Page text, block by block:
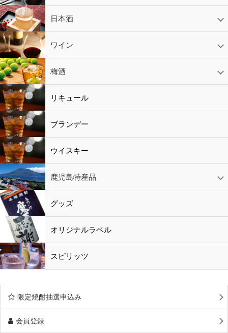
芋焼酎
かめ壷入り焼酎
黒糖焼酎
米焼酎
麦焼酎
そば焼酎
泡盛
とうもろこし焼酎
ギフトコーナー
セットコーナー
益々繁盛
鹿児島限定 日本酒
日本酒
スパークリング
ギフト ワイン
赤ワイン
白ワイン
ロゼワイン
スパークリング
シャンパン 梅酒
梅酒
シャンパン
リキュール リキュール
ブランデー
ウイスキー
鹿児島特産品
黒酢・酢
水
鹿児島特産品
おつまみ グッズ
オリジナルラベル
スピリッツ
限定焼酎抽選申込み
会員登録